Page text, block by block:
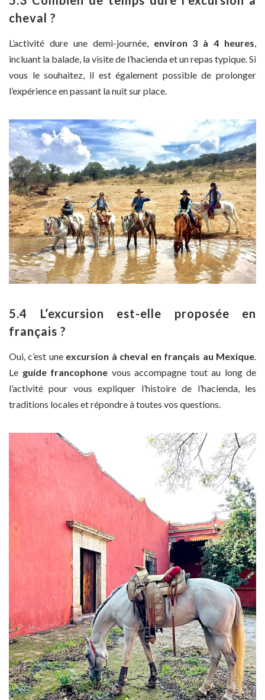
cheval ?
L’activité dure une demi-journée, environ 3 à 4 heures
incluant la balade, la visite de l’hacienda et un repas typique. Si
vous le souhaitez, il est également possible de prolonger
l’expérience en passant la nuit sur place.
5.4 L’excursion est-elle proposée en
français ?
Oui, c’est une excursion à cheval en français au Mexique.
Le guide francophone vous accompagne tout au long de
l’activité pour vous expliquer l’histoire de l’hacienda, les
traditions locales et répondre à toutes vos questions.